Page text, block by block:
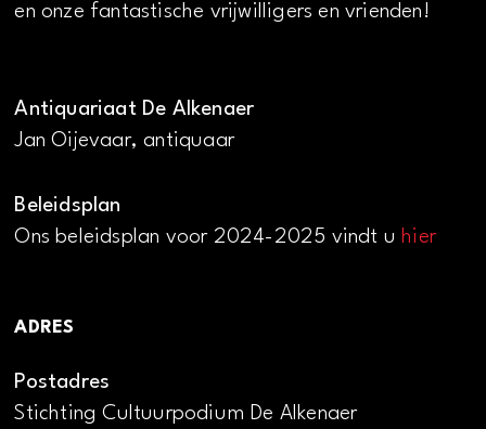
en onze fantastische vrijwilligers en vrienden!
Antiquariaat De Alkenaer
Jan Oijevaar, antiquaar
Beleidsplan
Ons beleidsplan voor 2024-2025 vindt uhier
ADRES
Postadres
Stichting Cultuurpodium De Alkenaer